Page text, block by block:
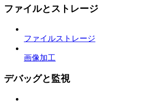
ファイルとストレージ
ファイルストレージ
画像加工
デバッグと監視